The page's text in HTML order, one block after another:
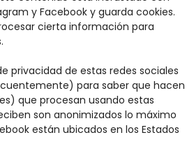
y Facebook y guarda cookies.
cierta información para
privacidad de estas redes sociales
para saber que hacen
que procesan usando estas
son anonimizados lo máximo
están ubicados en los Estados